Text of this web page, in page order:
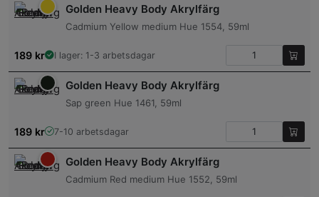
Golden Heavy Body Akrylfärg
Cadmium Yellow medium Hue 1554, 59ml
189 kr I lager: 1-3 arbetsdagar
Golden Heavy Body Akrylfärg
Sap green Hue 1461, 59ml
189 kr 7-10 arbetsdagar
Golden Heavy Body Akrylfärg
Cadmium Red medium Hue 1552, 59ml